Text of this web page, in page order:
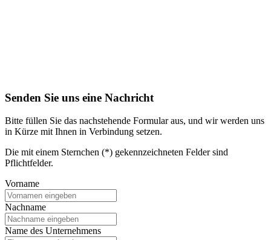
Senden Sie uns eine Nachricht
Bitte füllen Sie das nachstehende Formular aus, und wir werden uns
in Kürze mit Ihnen in Verbindung setzen.
Die mit einem Sternchen (*) gekennzeichneten Felder sind
Pflichtfelder.
Vorname
Nachname
Name des Unternehmens